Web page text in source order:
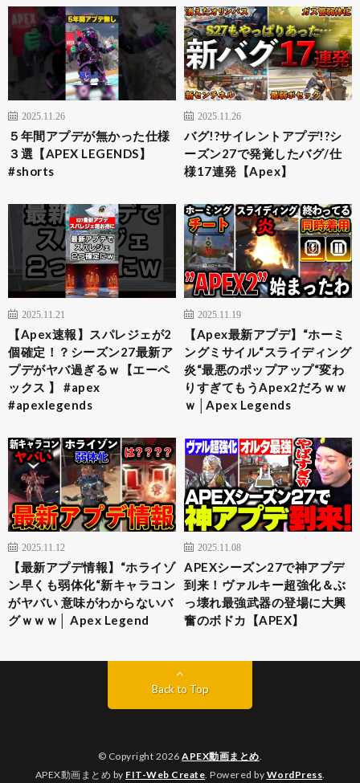
2025.11.26
５年間アプデが無かった仕様
３選【APEX LEGENDS】
#shorts
2025.11.26
バグ!?サイレントアプデ!?シ
ーズン27で発覚したバグ/仕
様17連発【Apex】
2025.11.21
【Apex速報】スパレジェが2
個確定！？シーズン27最新ア
プデがヤバ過ぎるｗ【エーペ
ックス 】 #apex
#apexlegends
2025.11.19
【Apex最新アプデ】“ホーミ
ングミサイル“スライディング
炎“最悪のポップアップ“変わ
りすぎてもうApex2だろｗｗ
ｗ│Apex Legends
2025.11.12
【最新アプデ情報】“ホライゾ
ン早くも弱体化“新キャラコン
がヤバい 意味がわからないバ
グｗｗｗ│ Apex Legend
2025.11.08
APEXシーズン27で神アプデ
到来！ヴァルキー超強化＆ぶ
っ壊れ最強武器の登場に大興
奮のボドカ【APEX】
Back to Top
© Copyright 2026APEX動画まとめ.
APEX動画まとめ by FIT-Web Create. Powered by WordPress.